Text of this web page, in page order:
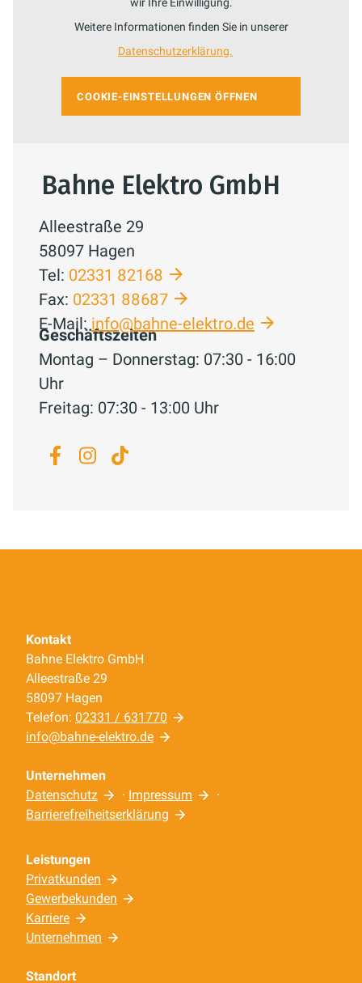
wir Ihre Einwilligung.
Weitere Informationen finden Sie in unserer
Datenschutzerklärung.
COOKIE-EINSTELLUNGEN ÖFFNEN
Bahne Elektro GmbH
Alleestraße 29
58097 Hagen
Tel: 02331 82168
Fax: 02331 88687
E-Mail: info@bahne-elektro.de
Geschäftszeiten
Montag – Donnerstag: 07:30 - 16:00
Uhr
Freitag: 07:30 - 13:00 Uhr
Kontakt
Bahne Elektro GmbH
Alleestraße 29
58097 Hagen
Telefon: 02331 / 631770
info@bahne-elektro.de
Unternehmen
Datenschutz
· Impressum
·
Barrierefreiheitserklärung
Leistungen
Privatkunden
Gewerbekunden
Karriere
Unternehmen
Standort